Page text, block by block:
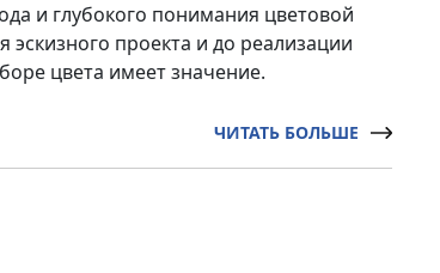
и глубокого понимания цветовой
эскизного проекта и до реализации
цвета имеет значение.
ЧИТАТЬ БОЛЬШЕ